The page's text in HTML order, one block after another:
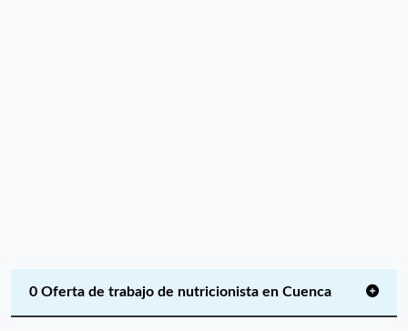
0 Oferta de trabajo de nutricionista en Cuenca